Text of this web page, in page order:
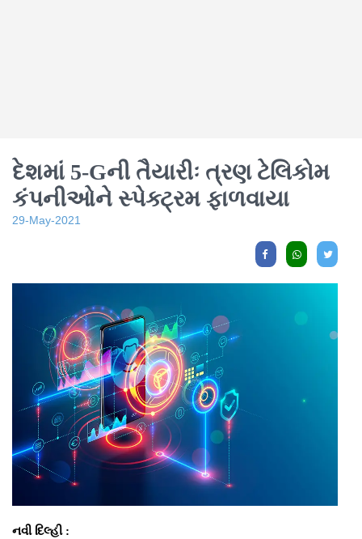
દેશમાં 5-Gની તૈયારીઃ ત્રણ ટેલિકોમ
કંપનીઓને સ્પેક્ટ્રમ ફાળવાયા
29-May-2021
નવી દિલ્હી :